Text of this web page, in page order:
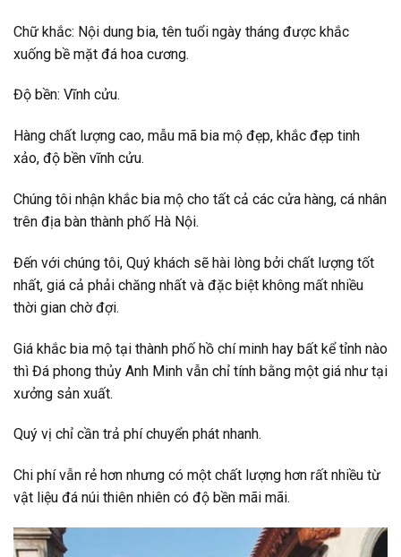
Chữ khắc: Nội dung bia, tên tuổi ngày tháng được khắc
xuống bề mặt đá hoa cương.
Độ bền: Vĩnh cửu.
Hàng chất lượng cao, mẫu mã bia mộ đẹp, khắc đẹp tinh
xảo, độ bền vĩnh cửu.
Chúng tôi nhận khắc bia mộ cho tất cả các cửa hàng, cá nhân
trên địa bàn thành phố Hà Nội.
Đến với chúng tôi, Quý khách sẽ hài lòng bởi chất lượng tốt
nhất, giá cả phải chăng nhất và đặc biệt không mất nhiều
thời gian chờ đợi.
Giá khắc bia mộ tại thành phố hồ chí minh hay bất kể tỉnh nào
thì Đá phong thủy Anh Minh vẫn chỉ tính bằng một giá như tại
xưởng sản xuất.
Quý vị chỉ cần trả phí chuyển phát nhanh.
Chi phí vẫn rẻ hơn nhưng có một chất lượng hơn rất nhiều từ
vật liệu đá núi thiên nhiên có độ bền mãi mãi.